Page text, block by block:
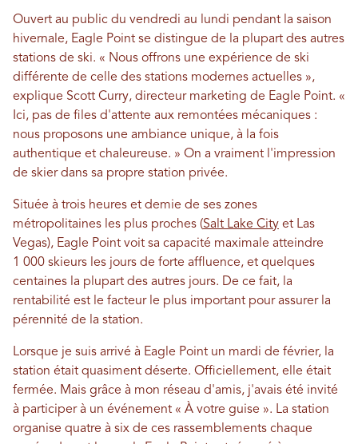
Ouvert au public du vendredi au lundi pendant la saison
hivernale, Eagle Point se distingue de la plupart des autres
stations de ski. « Nous offrons une expérience de ski
différente de celle des stations modernes actuelles »,
explique Scott Curry, directeur marketing de Eagle Point. «
Ici, pas de files d'attente aux remontées mécaniques :
nous proposons une ambiance unique, à la fois
authentique et chaleureuse. » On a vraiment l'impression
de skier dans sa propre station privée.
Située à trois heures et demie de ses zones
métropolitaines les plus proches (Salt Lake City et Las
Vegas), Eagle Point voit sa capacité maximale atteindre
1 000 skieurs les jours de forte affluence, et quelques
centaines la plupart des autres jours. De ce fait, la
rentabilité est le facteur le plus important pour assurer la
pérennité de la station.
Lorsque je suis arrivé à Eagle Point un mardi de février, la
station était quasiment déserte. Officiellement, elle était
fermée. Mais grâce à mon réseau d'amis, j'avais été invité
à participer à un événement « À votre guise ». La station
organise quatre à six de ces rassemblements chaque